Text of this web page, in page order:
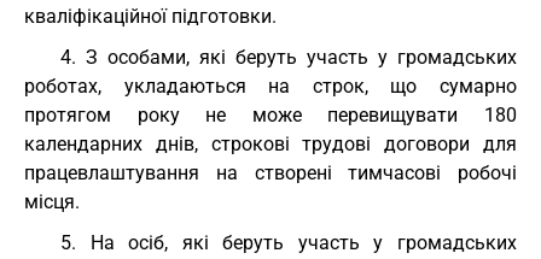
кваліфікаційної підготовки.
4. З особами, які беруть участь у громадських
роботах, укладаються на строк, що сумарно
протягом року не може перевищувати 180
календарних днів, строкові трудові договори для
працевлаштування на створені тимчасові робочі
місця.
5. На осіб, які беруть участь у громадських